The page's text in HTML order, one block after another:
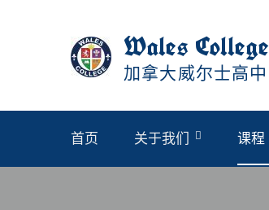
Wales College
加拿大威尔士高中
首页 关于我们 课程